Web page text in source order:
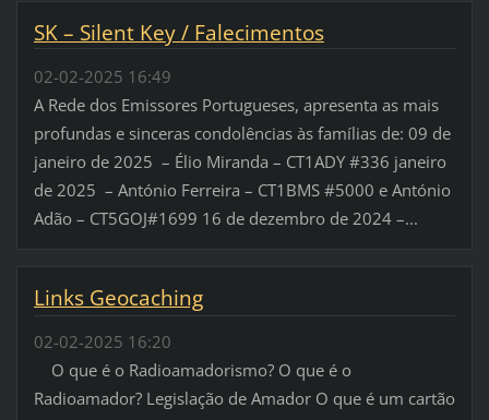
SK – Silent Key / Falecimentos
02-02-2025 16:49
A Rede dos Emissores Portugueses, apresenta as mais
profundas e sinceras condolências às famílias de: 09 de
janeiro de 2025 – Élio Miranda – CT1ADY #336 janeiro
de 2025 – António Ferreira – CT1BMS #5000 e António
Adão – CT5GOJ#1699 16 de dezembro de 2024 –...
Links Geocaching
02-02-2025 16:20
O que é o Radioamadorismo? O que é o
Radioamador? Legislação de Amador O que é um cartão